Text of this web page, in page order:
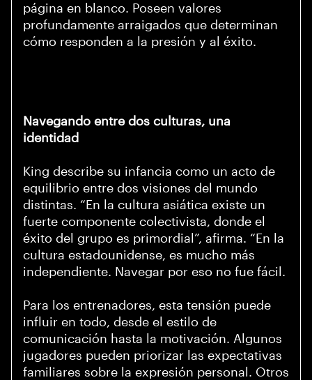
página en blanco. Poseen valores
profundamente arraigados que determinan
cómo responden a la presión y al éxito.
Navegando entre dos culturas, una
identidad
King describe su infancia como un acto de
equilibrio entre dos visiones del mundo
distintas. “En la cultura asiática existe un
fuerte componente colectivista, donde el
éxito del grupo es primordial”, afirma. “En la
cultura estadounidense, es mucho más
independiente. Navegar por eso no fue fácil.
Para los entrenadores, esta tensión puede
influir en todo, desde el estilo de
comunicación hasta la motivación. Algunos
jugadores pueden priorizar las expectativas
familiares sobre la expresión personal. Otros